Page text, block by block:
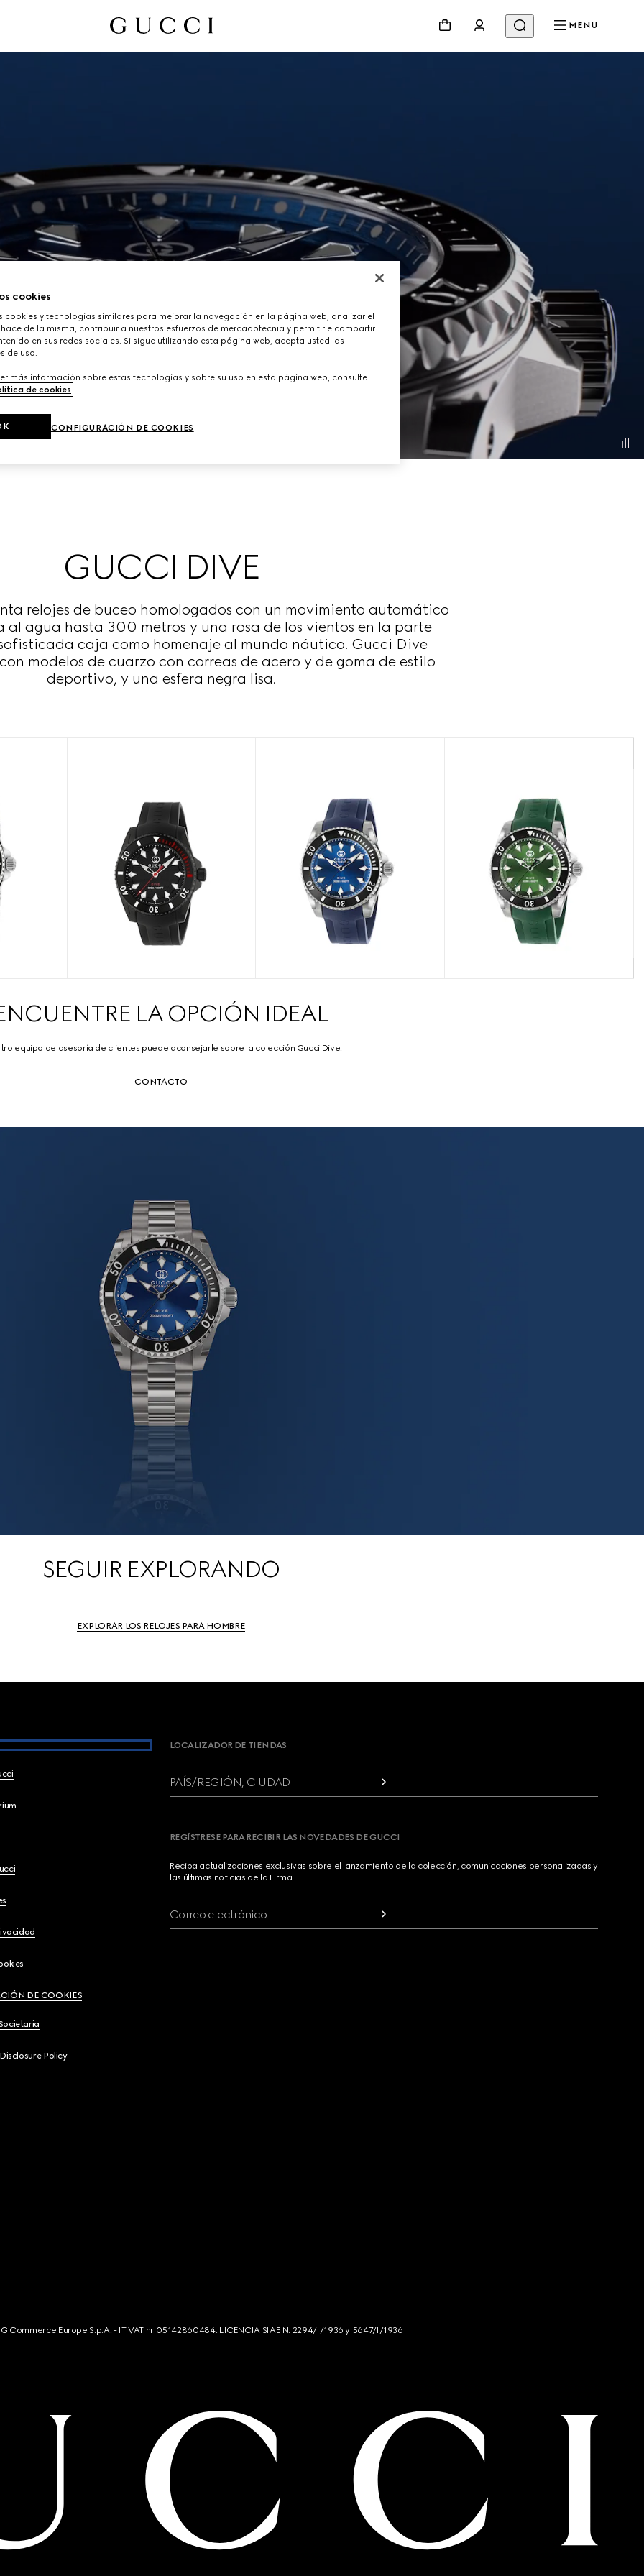
MENU
GUCCI DIVE
relojes de buceo homologados con un movimiento automático
al agua hasta 300 metros y una rosa de los vientos en la parte
caja como homenaje al mundo náutico. Gucci Dive
modelos de cuarzo con correas de acero y de goma de estilo
deportivo, y una esfera negra lisa.
LA OPCIÓN IDEAL
equipo de asesoría de clientes puede aconsejarle sobre la colección Gucci Dive.
CONTACTO
SEGUIR EXPLORANDO
EXPLORAR LOS RELOJES PARA HOMBRE
DE COOKIES
Policy
LOCALIZADOR DE TIENDAS
PAÍS/REGIÓN, CIUDAD
REGÍSTRESE PARA RECIBIR LAS NOVEDADES DE GUCCI
Reciba actualizaciones exclusivas sobre el lanzamiento de la colección, comunicaciones personalizadas y
las últimas noticias de la Firma.
Correo electrónico
Commerce Europe S.p.A. - IT VAT nr 05142860484. LICENCIA SIAE N. 2294/I/1936 y 5647/I/1936
cookies
cookies y tecnologías similares para mejorar la navegación en la página web, analizar el
de la misma, contribuir a nuestros esfuerzos de mercadotecnia y permitirle compartir
en sus redes sociales. Si sigue utilizando esta página web, acepta usted las
de uso.
más información sobre estas tecnologías y sobre su uso en esta página web, consulte
de cookies
CONFIGURACIÓN DE COOKIES